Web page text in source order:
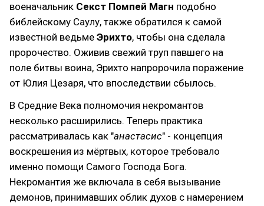
военачальник Секст Помпей Магн подобно
библейскому Саулу, также обратился к самой
известной ведьме Эрихто, чтобы она сделала
пророчество. Оживив свежий труп павшего на
поле битвы воина, Эрихто напророчила поражение
от Юлия Цезаря, что впоследствии сбылось.
В Средние Века полномочия некромантов
несколько расширились. Теперь практика
рассматривалась как "анастасис" - концепция
воскрешения из мёртвых, которое требовало
именно помощи Самого Господа Бога.
Некромантия же включала в себя вызывание
демонов, принимавших облик духов с намерением